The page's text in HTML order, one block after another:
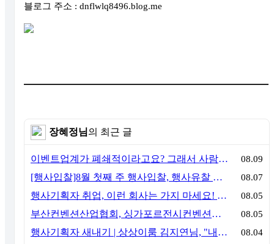
블로그 주소 : dnflwlq8496.blog.me
장혜정님의 최근 글
이벤트업계가 폐쇄적이라고요? 그래서 사람이 안 옵니다 08.09
[행사입찰]8월 첫째 주 행사입찰, 행사유찰 결과 08.07
행사기획자 취업, 이런 회사는 가지 마세요! 신입이 꼭 알아야 할 5가지 기준[이벤트산업 팩트체크#3] 08.05
부산컨벤션산업협회, 싱가포르전시컨벤션협회(SACEOS)와 업무협약 체결… 아시아 마이스 협력 확대 08.05
행사기획자 새내기 | 상상이룸 김지연님, "내 맘대로, 내 뜻대로 행사를 만든다 08.04